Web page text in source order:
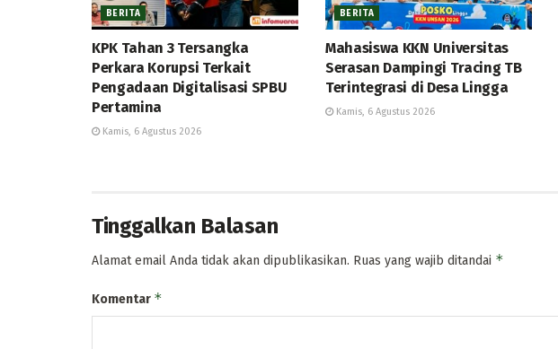
BERITA
KPK Tahan 3 Tersangka
Perkara Korupsi Terkait
Pengadaan Digitalisasi SPBU
Pertamina
Kamis, 6 Agustus 2026
BERITA
Mahasiswa KKN Universitas
Serasan Dampingi Tracing TB
Terintegrasi di Desa Lingga
Kamis, 6 Agustus 2026
Tinggalkan Balasan
Alamat email Anda tidak akan dipublikasikan. Ruas yang wajib ditandai *
Komentar *